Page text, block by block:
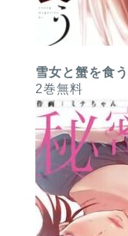
雪女と蟹を食う
2巻無料